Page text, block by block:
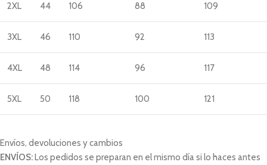
2XL 44 106 88 109
3XL 46 110 92 113
4XL 48 114 96 117
5XL 50 118 100 121
Envíos, devoluciones y cambios
ENVÍOS:Los pedidos se preparan en el mismo día si lo haces antes